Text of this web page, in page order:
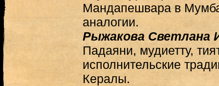
Мандапешвара в
аналогии.
Рыжакова Светлана
Падаяни, мудиетту,
исполнительские
Кералы.